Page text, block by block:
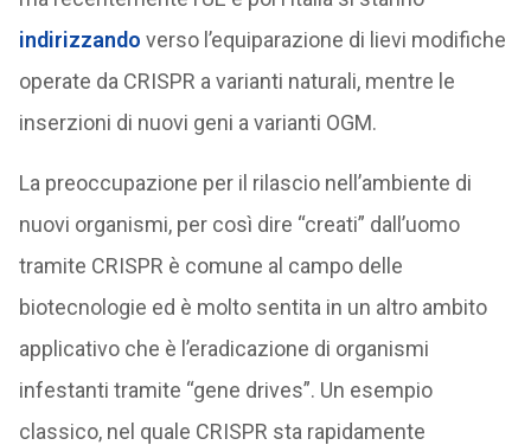
indirizzando verso l’equiparazione di lievi modifiche
operate da CRISPR a varianti naturali, mentre le
inserzioni di nuovi geni a varianti OGM.
La preoccupazione per il rilascio nell’ambiente di
nuovi organismi, per così dire “creati” dall’uomo
tramite CRISPR è comune al campo delle
biotecnologie ed è molto sentita in un altro ambito
applicativo che è l’eradicazione di organismi
infestanti tramite “gene drives”. Un esempio
classico, nel quale CRISPR sta rapidamente